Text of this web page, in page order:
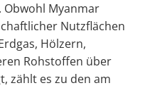
Myanmar
Nutzflächen
Hölzern,
Rohstoffen über
zählt es zu den am